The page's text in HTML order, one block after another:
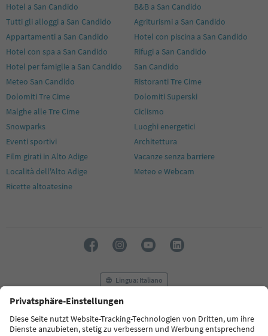
Hotel a San Candido
B&B a San Candido
Tutti gli alloggi a San Candido
Agriturismi a San Candido
Appartamenti a San Candido
Hotel con piscina a San Candido
Hotel con spa a San Candido
Rifugi a San Candido
Hotel per famiglie a San Candido
San Candido
Meteo San Candido
Ristoranti Tre Cime
Dolomiti Tre Cime
Dolomiti Superski
Malghe alle Tre Cime
Ciclismo
Snowparks
Luoghi energetici
Eventi sportivi
Architettura
Film girati in Alto Adige
Vacanze senza barriere
Località dell'Alto Adige
Meteo e Webcam
Ricette altoatesine
Lingua: Italiano
FAQ Contatti Press MICE
Privacy Policy
Termini e condizioni
Crediti Cookie Policy